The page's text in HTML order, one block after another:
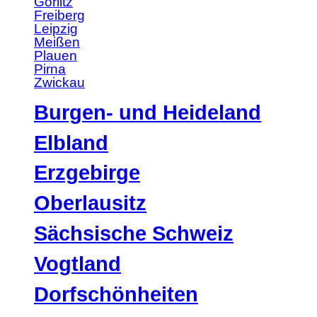
Freiberg
Leipzig
Meißen
Plauen
Pirna
Zwickau
Burgen- und Heideland
Elbland
Erzgebirge
Oberlausitz
Sächsische Schweiz
Vogtland
Dorfschönheiten